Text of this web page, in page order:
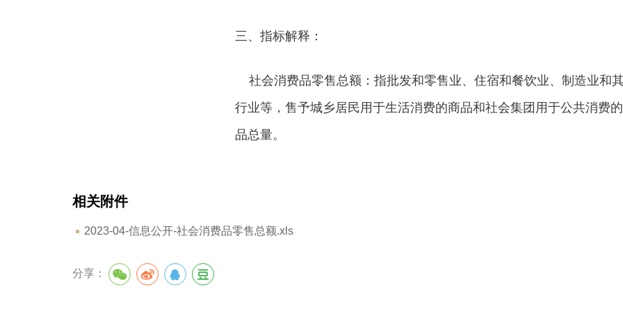
三、指标解释：
社会消费品零售总额：指批发和零售业、住宿和餐饮业、制造业和
行业等，售予城乡居民用于生活消费的商品和社会集团用于公共消费
品总量。
相关附件
2023-04-信息公开-社会消费品零售总额.xls
分享：